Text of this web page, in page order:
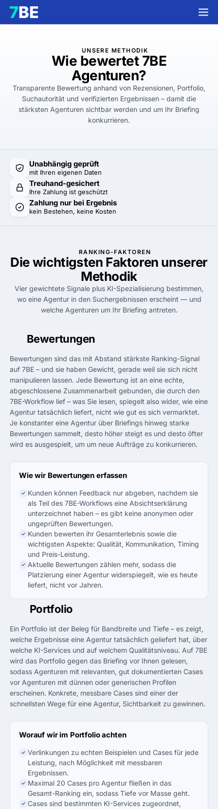
UNSERE METHODIK
Wie bewertet 7BE
Agenturen?
Transparente Bewertung anhand von Rezensionen, Portfolio,
Suchautorität und verifizierten Ergebnissen – damit die
stärksten Agenturen sichtbar werden und um Ihr Briefing
konkurrieren.
Unabhängig geprüft
mit Ihren eigenen Daten
Treuhand-gesichert
Ihre Zahlung ist geschützt
Zahlung nur bei Ergebnis
kein Bestehen, keine Kosten
RANKING-FAKTOREN
Die wichtigsten Faktoren unserer
Methodik
Vier gewichtete Signale plus KI-Spezialisierung bestimmen,
wo eine Agentur in den Suchergebnissen erscheint — und
welche Agenturen um Ihr Briefing antreten.
Bewertungen
Bewertungen sind das mit Abstand stärkste Ranking-Signal
auf 7BE – und sie haben Gewicht, gerade weil sie sich nicht
manipulieren lassen. Jede Bewertung ist an eine echte,
abgeschlossene Zusammenarbeit gebunden, die durch den
7BE-Workflow lief – was Sie lesen, spiegelt also wider, wie eine
Agentur tatsächlich liefert, nicht wie gut es sich vermarktet.
Je konstanter eine Agentur über Briefings hinweg starke
Bewertungen sammelt, desto höher steigt es und desto öfter
wird es ausgespielt, um um neue Aufträge zu konkurrieren.
Wie wir Bewertungen erfassen
Kunden können Feedback nur abgeben, nachdem sie
als Teil des 7BE-Workflows eine Absichtserklärung
unterzeichnet haben – es gibt keine anonymen oder
ungeprüften Bewertungen.
Kunden bewerten ihr Gesamterlebnis sowie die
wichtigsten Aspekte: Qualität, Kommunikation, Timing
und Preis-Leistung.
Aktuelle Bewertungen zählen mehr, sodass die
Platzierung einer Agentur widerspiegelt, wie es heute
liefert, nicht vor Jahren.
Portfolio
Ein Portfolio ist der Beleg für Bandbreite und Tiefe – es zeigt,
welche Ergebnisse eine Agentur tatsächlich geliefert hat, über
welche KI-Services und auf welchem Qualitätsniveau. Auf 7BE
wird das Portfolio gegen das Briefing vor Ihnen gelesen,
sodass Agenturen mit relevanten, gut dokumentierten Cases
vor Agenturen mit dünnen oder generischen Profilen
erscheinen. Konkrete, messbare Cases sind einer der
schnellsten Wege für eine Agentur, Sichtbarkeit zu gewinnen.
Worauf wir im Portfolio achten
Verlinkungen zu echten Beispielen und Cases für jede
Leistung, nach Möglichkeit mit messbaren
Ergebnissen.
Maximal 20 Cases pro Agentur fließen in das
Gesamt-Ranking ein, sodass Tiefe vor Masse geht.
Cases sind bestimmten KI-Services zugeordnet,